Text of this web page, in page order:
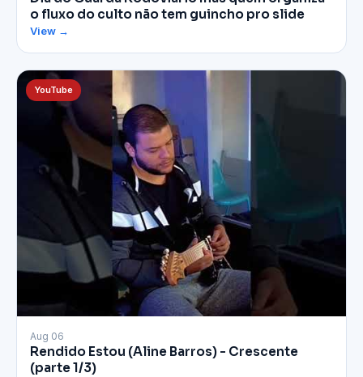
o fluxo do culto não tem guincho pro slide
View →
YouTube
▶
Aug 06
Rendido Estou (Aline Barros) - Crescente
(parte 1/3)